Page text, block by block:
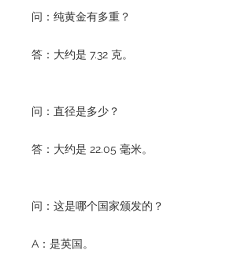
问：纯黄金有多重？
答：大约是 7.32 克。
问：直径是多少？
答：大约是 22.05 毫米。
问：这是哪个国家颁发的？
A：是英国。